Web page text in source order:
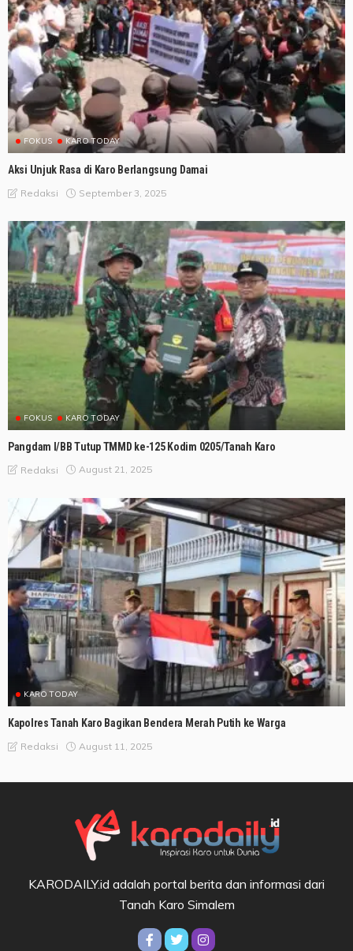
FOKUS KARO TODAY
Aksi Unjuk Rasa di Karo Berlangsung Damai
Redaksi September 3, 2025
FOKUS KARO TODAY
Pangdam I/BB Tutup TMMD ke-125 Kodim 0205/Tanah Karo
Redaksi August 21, 2025
KARO TODAY
Kapolres Tanah Karo Bagikan Bendera Merah Putih ke Warga
Redaksi August 11, 2025
KARODAILY.id adalah portal berita dan informasi dari
Tanah Karo Simalem